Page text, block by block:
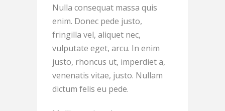
Nulla consequat massa quis
enim. Donec pede justo,
fringilla vel, aliquet nec,
vulputate eget, arcu. In enim
justo, rhoncus ut, imperdiet a,
venenatis vitae, justo. Nullam
dictum felis eu pede.